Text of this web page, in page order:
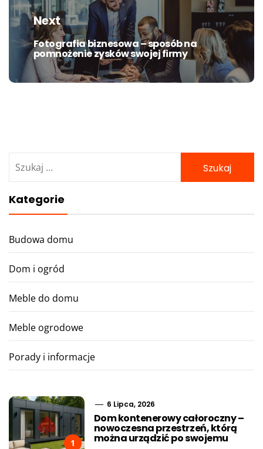
Next
Next
post:
Fotografia biznesowa – sposób na
pomnożenie zysków swojej firmy
Kategorie
Budowa domu
Dom i ogród
Meble do domu
Meble ogrodowe
Porady i informacje
1
6 Lipca, 2026
Dom kontenerowy całoroczny –
nowoczesna przestrzeń, którą
można urządzić po swojemu